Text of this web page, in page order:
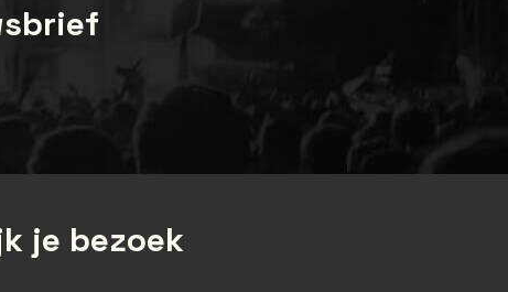
je bezoek